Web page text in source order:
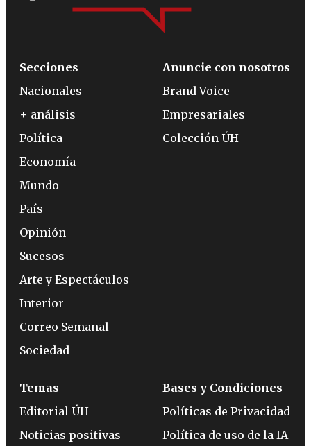
Secciones
Nacionales
+ análisis
Política
Economía
Mundo
País
Opinión
Sucesos
Arte y Espectáculos
Interior
Correo Semanal
Sociedad
Anuncie con nosotros
Brand Voice
Empresariales
Colección ÚH
Temas
Editorial ÚH
Noticias positivas
Bases y Condiciones
Políticas de Privacidad
Política de uso de la IA